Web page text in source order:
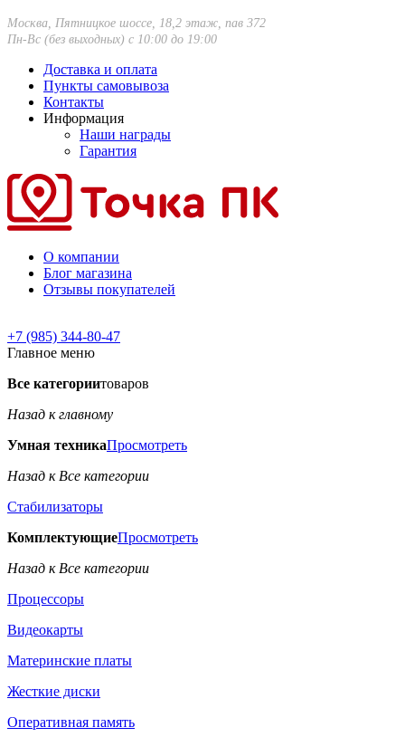
Москва, Пятницкое шоссе, 18,2 этаж, пав 372
Пн-Вс (без выходных) с 10:00 до 19:00
Доставка и оплата
Пункты самовывоза
Контакты
Информация
Наши награды
Гарантия
О компании
Блог магазина
Отзывы покупателей
+7 (985) 344-80-47
Главное меню
Все категориитоваров
Назад к главному
Умная техникаПросмотреть
Назад к Все категории
Стабилизаторы
КомплектующиеПросмотреть
Назад к Все категории
Процессоры
Видеокарты
Материнские платы
Жесткие диски
Оперативная память